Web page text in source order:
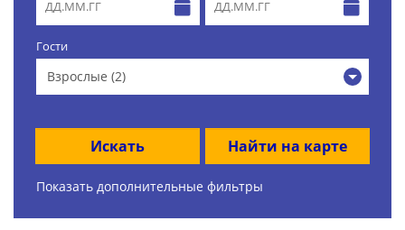
Гости
Взрослые (2)
Искать Найти на карте
Показать дополнительные фильтры